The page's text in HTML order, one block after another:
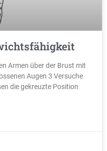
Armen über der Brust mit
Augen 3 Versuche
die gekreuzte Position